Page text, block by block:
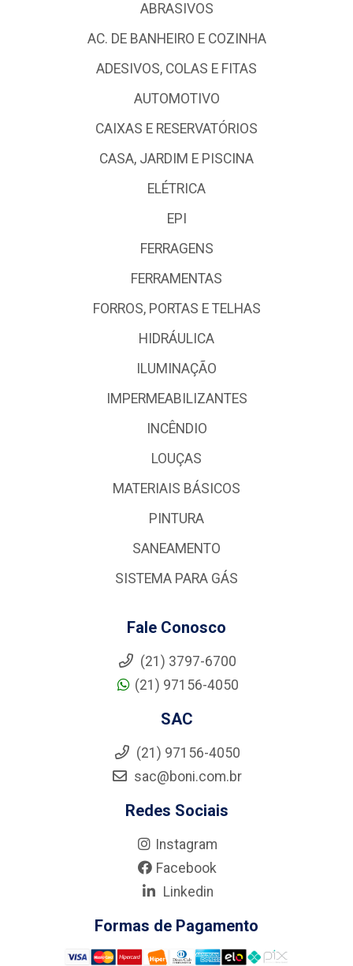
ABRASIVOS
AC. DE BANHEIRO E COZINHA
ADESIVOS, COLAS E FITAS
AUTOMOTIVO
CAIXAS E RESERVATÓRIOS
CASA, JARDIM E PISCINA
ELÉTRICA
EPI
FERRAGENS
FERRAMENTAS
FORROS, PORTAS E TELHAS
HIDRÁULICA
ILUMINAÇÃO
IMPERMEABILIZANTES
INCÊNDIO
LOUÇAS
MATERIAIS BÁSICOS
PINTURA
SANEAMENTO
SISTEMA PARA GÁS
Fale Conosco
(21) 3797-6700
(21) 97156-4050
SAC
(21) 97156-4050
sac@boni.com.br
Redes Sociais
Instagram
Facebook
Linkedin
Formas de Pagamento